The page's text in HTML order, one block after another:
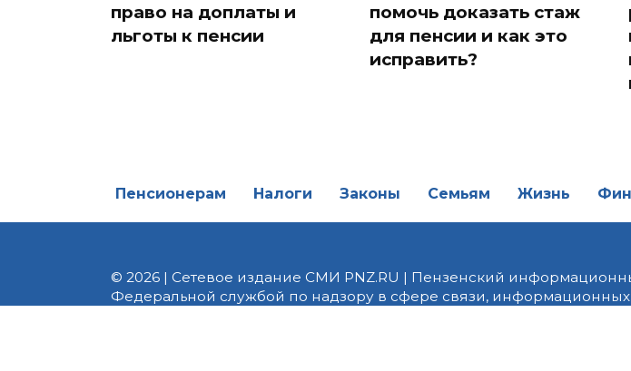
право на доплаты и
льготы к пенсии
помочь доказать стаж
для пенсии и как это
исправить?
Пенсионерам Налоги Законы Семьям Жизнь
© 2026 | Сетевое издание СМИ PNZ.RU | Пензенский
Федеральной службой по надзору в сфере связи,